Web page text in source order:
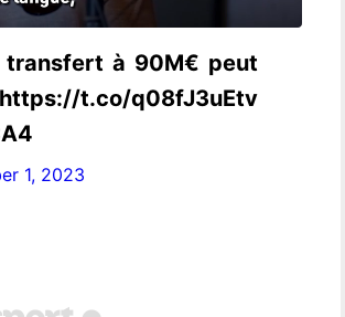
transfert à 90M€ peut
q08fJ3uEtv
1, 2023